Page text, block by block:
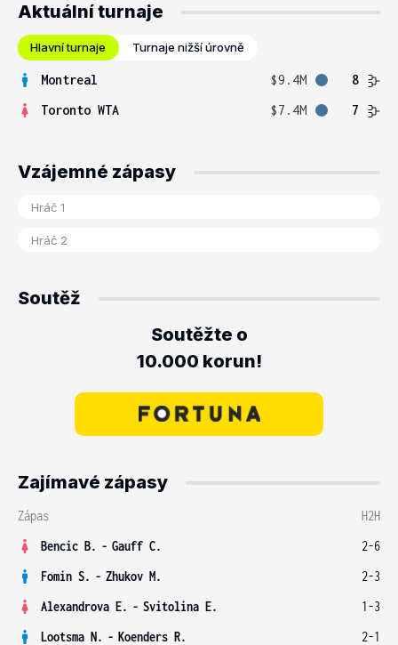
Aktuální turnaje
Hlavní turnaje Turnaje nižší úrovně
Montreal $9.4M
8
Toronto WTA
$7.4M 7
Vzájemné zápasy
Soutěž
Soutěžte o
10.000 korun!
Zajímavé zápasy
Zápas
H2H
Bencic B. - Gauff C.
2-6
Fomin S. - Zhukov M.
2-3
Alexandrova E. - Svitolina E.
1-3
Lootsma N. - Koenders R.
2-1